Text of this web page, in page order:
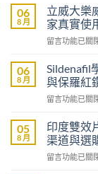
有
醫
生
紙
以
買
到
威
鋼
嗎？
港
06
8 月
立威大樂
家真實使
在
威
大
樂
威
評
價：
雙
效
留言功能已關
06
8 月
Sildenafil
與保羅紅
在
學
名
藥
邊
留言功能已關
05
8 月
印度雙效
渠道與選
在
留言功能已關